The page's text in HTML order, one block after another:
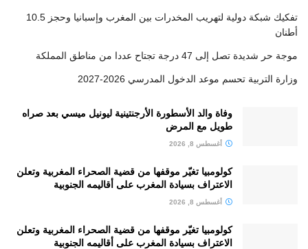
تفكيك شبكة دولية لتهريب المخدرات بين المغرب وإسبانيا وحجز 10.5
أطنان
موجة حر شديدة تصل إلى 47 درجة تجتاح عددا من مناطق المملكة
وزارة التربية تحسم موعد الدخول المدرسي 2026-2027
وفاة والد الأسطورة الأرجنتينية ليونيل ميسي بعد صراه
طويل مع المرض
أغسطس 8, 2026
كولومبيا تغيّر موقفها من قضية الصحراء المغربية وتعلن
الاعتراف بسيادة المغرب على أقاليمه الجنوبية
أغسطس 8, 2026
كولومبيا تغيّر موقفها من قضية الصحراء المغربية وتعلن
الاعتراف بسيادة المغرب على أقاليمه الجنوبية